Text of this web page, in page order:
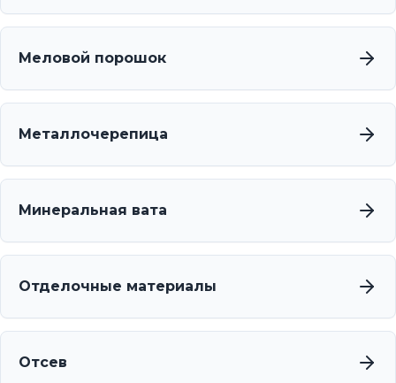
Меловой порошок
Металлочерепица
Минеральная вата
Отделочные материалы
Отсев